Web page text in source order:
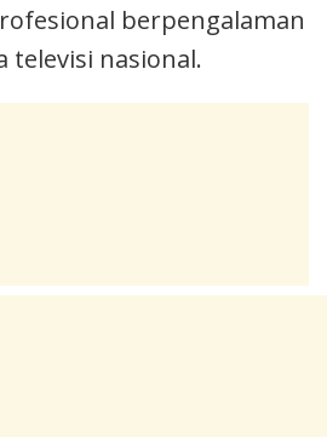
berpengalaman
televisi nasional.